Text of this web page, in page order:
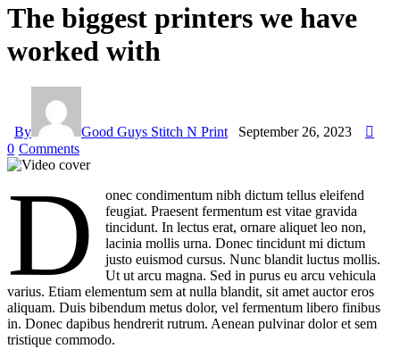
The biggest printers we have
worked with
By Good Guys Stitch N Print
September 26, 2023
0 Comments
D
onec condimentum nibh dictum tellus eleifend
feugiat. Praesent fermentum est vitae gravida
tincidunt. In lectus erat, ornare aliquet leo non,
lacinia mollis urna. Donec tincidunt mi dictum
justo euismod cursus. Nunc blandit luctus mollis.
Ut ut arcu magna. Sed in purus eu arcu vehicula
varius. Etiam elementum sem at nulla blandit, sit amet auctor eros
aliquam. Duis bibendum metus dolor, vel fermentum libero finibus
in. Donec dapibus hendrerit rutrum. Aenean pulvinar dolor et sem
tristique commodo.